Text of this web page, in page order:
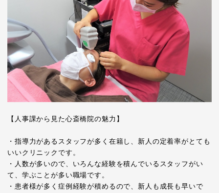
【人事課から見た心斎橋院の魅力】
・指導力があるスタッフが多く在籍し、新人の定着率がとても
いいクリニックです。
・人数が多いので、いろんな経験を積んでいるスタッフがい
て、学ぶことが多い職場です。
・患者様が多く症例経験が積めるので、新人も成長も早いで